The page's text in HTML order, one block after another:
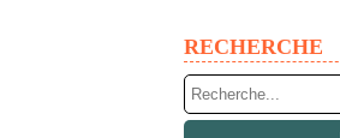
RECHERCHE